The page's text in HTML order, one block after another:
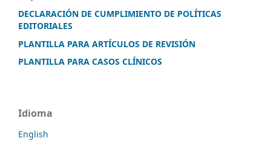
DECLARACIÓN DE CUMPLIMIENTO DE POLÍTICAS
EDITORIALES
PLANTILLA PARA ARTÍCULOS DE REVISIÓN
PLANTILLA PARA CASOS CLÍNICOS
Idioma
English